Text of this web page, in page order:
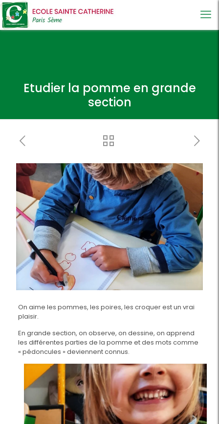
Etudier la pomme en grande
section
On aime les pommes, les poires, les croquer est un vrai
plaisir.
En grande section, on observe, on dessine, on apprend
les différentes parties de la pomme et des mots comme
« pédoncules » deviennent connus.